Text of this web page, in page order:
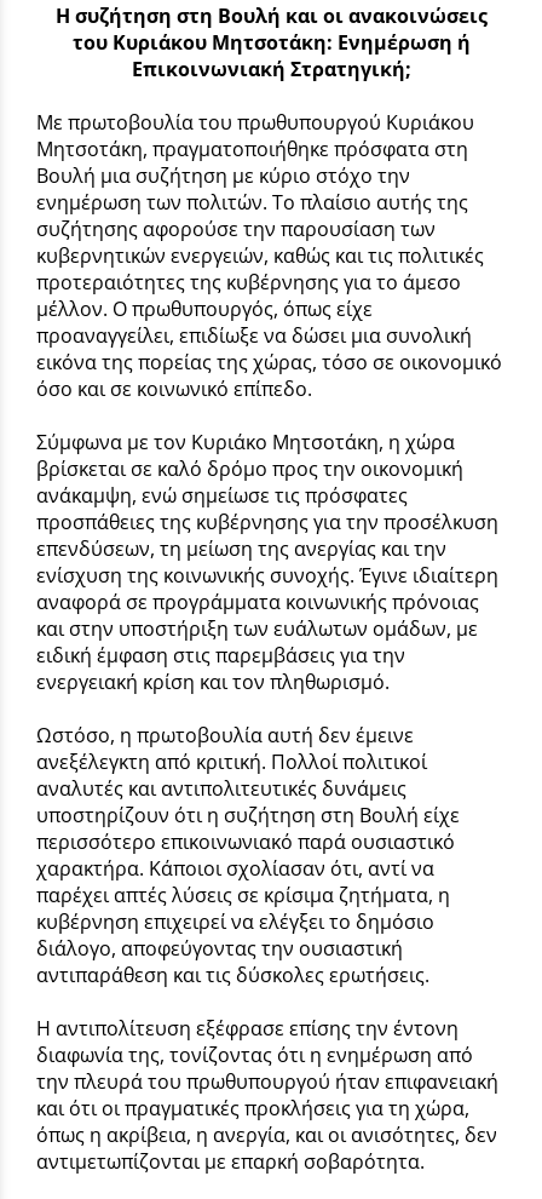
Η συζήτηση στη Βουλή και οι ανακοινώσεις
του Κυριάκου Μητσοτάκη: Ενημέρωση ή
Επικοινωνιακή Στρατηγική;
Με πρωτοβουλία του πρωθυπουργού Κυριάκου
Μητσοτάκη, πραγματοποιήθηκε πρόσφατα στη
Βουλή μια συζήτηση με κύριο στόχο την
ενημέρωση των πολιτών. Το πλαίσιο αυτής της
συζήτησης αφορούσε την παρουσίαση των
κυβερνητικών ενεργειών, καθώς και τις πολιτικές
προτεραιότητες της κυβέρνησης για το άμεσο
μέλλον. Ο πρωθυπουργός, όπως είχε
προαναγγείλει, επιδίωξε να δώσει μια συνολική
εικόνα της πορείας της χώρας, τόσο σε οικονομικό
όσο και σε κοινωνικό επίπεδο.
Σύμφωνα με τον Κυριάκο Μητσοτάκη, η χώρα
βρίσκεται σε καλό δρόμο προς την οικονομική
ανάκαμψη, ενώ σημείωσε τις πρόσφατες
προσπάθειες της κυβέρνησης για την προσέλκυση
επενδύσεων, τη μείωση της ανεργίας και την
ενίσχυση της κοινωνικής συνοχής. Έγινε ιδιαίτερη
αναφορά σε προγράμματα κοινωνικής πρόνοιας
και στην υποστήριξη των ευάλωτων ομάδων, με
ειδική έμφαση στις παρεμβάσεις για την
ενεργειακή κρίση και τον πληθωρισμό.
Ωστόσο, η πρωτοβουλία αυτή δεν έμεινε
ανεξέλεγκτη από κριτική. Πολλοί πολιτικοί
αναλυτές και αντιπολιτευτικές δυνάμεις
υποστηρίζουν ότι η συζήτηση στη Βουλή είχε
περισσότερο επικοινωνιακό παρά ουσιαστικό
χαρακτήρα. Κάποιοι σχολίασαν ότι, αντί να
παρέχει απτές λύσεις σε κρίσιμα ζητήματα, η
κυβέρνηση επιχειρεί να ελέγξει το δημόσιο
διάλογο, αποφεύγοντας την ουσιαστική
αντιπαράθεση και τις δύσκολες ερωτήσεις.
Η αντιπολίτευση εξέφρασε επίσης την έντονη
διαφωνία της, τονίζοντας ότι η ενημέρωση από
την πλευρά του πρωθυπουργού ήταν επιφανειακή
και ότι οι πραγματικές προκλήσεις για τη χώρα,
όπως η ακρίβεια, η ανεργία, και οι ανισότητες, δεν
αντιμετωπίζονται με επαρκή σοβαρότητα.